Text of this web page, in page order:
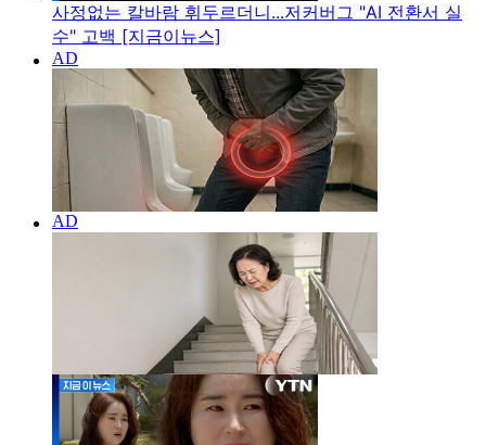
사정없는 칼바람 휘두르더니...저커버그 "AI 전환서 실
수" 고백 [지금이뉴스]